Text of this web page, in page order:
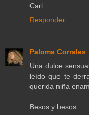
Carl
Responder
Paloma Corrales
Una dulce
leído que te
querida niña
Besos y besos.